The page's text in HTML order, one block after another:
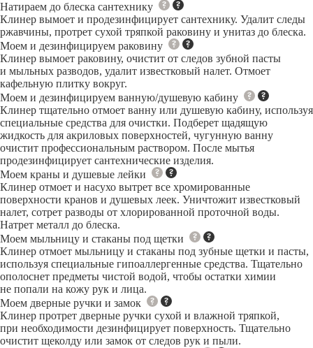
Натираем до блеска сантехнику
Клинер вымоет и продезинфицирует сантехнику. Удалит следы
ржавчины, протрет сухой тряпкой раковину и унитаз до блеска.
Моем и дезинфицируем раковину
Клинер вымоет раковину, очистит от следов зубной пасты
и мыльных разводов, удалит известковый налет. Отмоет
кафельную плитку вокруг.
Моем и дезинфицируем ванную/душевую кабину
Клинер тщательно отмоет ванну или душевую кабину, используя
специальные средства для очистки. Подберет щадящую
жидкость для акриловых поверхностей, чугунную ванну
очистит профессиональным раствором. После мытья
продезинфицирует сантехнические изделия.
Моем краны и душевые лейки
Клинер отмоет и насухо вытрет все хромированные
поверхности кранов и душевых леек. Уничтожит известковый
налет, сотрет разводы от хлорированной проточной воды.
Натрет металл до блеска.
Моем мыльницу и стаканы под щетки
Клинер отмоет мыльницу и стаканы под зубные щетки и пасты,
используя специальные гипоаллергенные средства. Тщательно
ополоснет предметы чистой водой, чтобы остатки химии
не попали на кожу рук и лица.
Моем дверные ручки и замок
Клинер протрет дверные ручки сухой и влажной тряпкой,
при необходимости дезинфицирует поверхность. Тщательно
очистит щеколду или замок от следов рук и пыли.